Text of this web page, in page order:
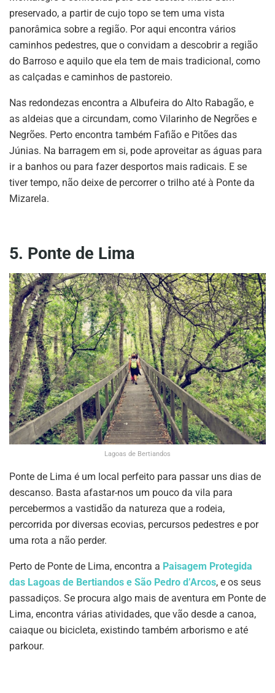
preservado, a partir de cujo topo se tem uma vista
panorâmica sobre a região. Por aqui encontra vários
caminhos pedestres, que o convidam a descobrir a região
do Barroso e aquilo que ela tem de mais tradicional, como
as calçadas e caminhos de pastoreio.
Nas redondezas encontra a Albufeira do Alto Rabagão, e
as aldeias que a circundam, como Vilarinho de Negrões e
Negrões. Perto encontra também Fafião e Pitões das
Júnias. Na barragem em si, pode aproveitar as águas para
ir a banhos ou para fazer desportos mais radicais. E se
tiver tempo, não deixe de percorrer o trilho até à Ponte da
Mizarela.
5. Ponte de Lima
Lagoas de Bertiandos
Ponte de Lima é um local perfeito para passar uns dias de
descanso. Basta afastar-nos um pouco da vila para
percebermos a vastidão da natureza que a rodeia,
percorrida por diversas ecovias, percursos pedestres e por
uma rota a não perder.
Perto de Ponte de Lima, encontra a Paisagem Protegida
das Lagoas de Bertiandos e São Pedro d’Arcos, e os seus
passadiços. Se procura algo mais de aventura em Ponte de
Lima, encontra várias atividades, que vão desde a canoa,
caiaque ou bicicleta, existindo também arborismo e até
parkour.